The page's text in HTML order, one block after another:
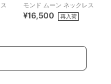
モンド ムーン ネックレス
¥16,500 再入荷